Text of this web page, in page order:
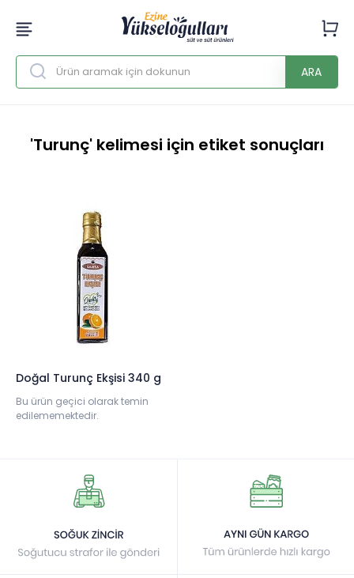
ARA
'Turunç' kelimesi için etiket sonuçları
Doğal Turunç Ekşisi 340 g
Bu ürün geçici olarak temin
edilememektedir.